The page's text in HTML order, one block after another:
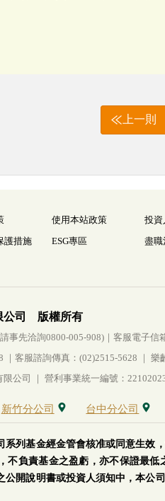
上一則
使用本站政策 投資
護措施 ESG專區 盡職
公司 版權所有
事先洽詢0800-005-908)｜客服電子信
客服諮詢傳真：(02)2515-5628 ｜ 樂
公司 ｜ 營利事業統一編號：
新竹分公司 台中分公司
系列基金經金管會核准或同意生效
不負責基金之盈虧，亦不保證最
公開說明書或投資人須知中，本公